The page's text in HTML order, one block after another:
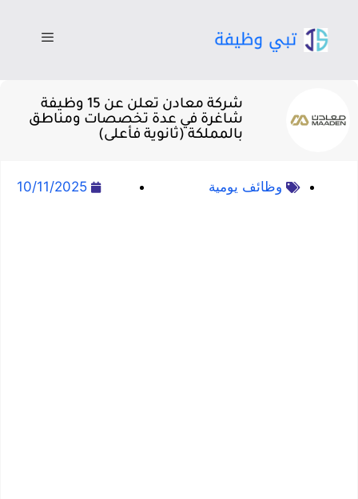
شركة معادن تعلن عن 15 وظيفة
شاغرة في عدة تخصصات ومناطق
بالمملكة (ثانوية فأعلى)
وظائف يومية 10/11/2025